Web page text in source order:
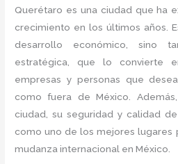
Querétaro es una ciudad que ha
crecimiento en los últimos años.
desarrollo económico, sino
estratégica, que lo convierte
empresas y personas que
como fuera de México.
ciudad, su seguridad y calidad
como uno de los mejores lugares
mudanza internacional en México.